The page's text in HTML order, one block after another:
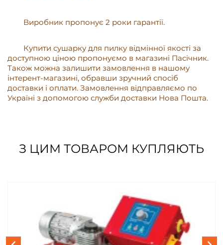
Виробник пропонує 2 роки гарантії.
Купити сушарку для пилку відмінної якості за
доступною ціною пропонуємо в магазині Пасічник.
Також можна залишити замовлення в нашому
інтерент-магазині, обравши зручний спосіб
доставки і оплати. Замовлення відправляємо по
Україні з допомогою служби доставки Нова Пошта.
З ЦИМ ТОВАРОМ КУПЛЯЮТЬ